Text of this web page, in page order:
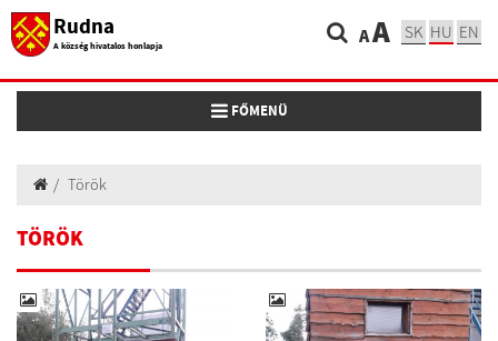
Rudna
A község hivatalos honlapja AA SK HU EN
Toggle navigation
FŐMENÜ
Török
TÖRÖK